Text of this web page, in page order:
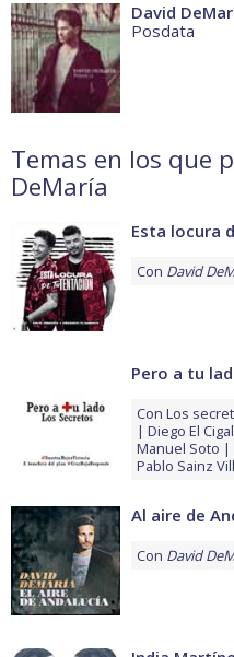
David
Posdata
Temas en los que
DeMaría
Esta locura
Con David
Pero a tu
Con Los
Diego El
Manuel Soto
Pablo Sainz
Al aire de
Con David